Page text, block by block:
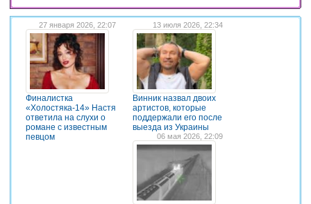
27 января 2026, 22:07
Финалистка
«Холостяка-14» Настя
ответила на слухи о
романе с известным
певцом
13 июля 2026, 22:34
Винник назвал двоих
артистов, которые
поддержали его после
выезда из Украины
06 мая 2026, 22:09